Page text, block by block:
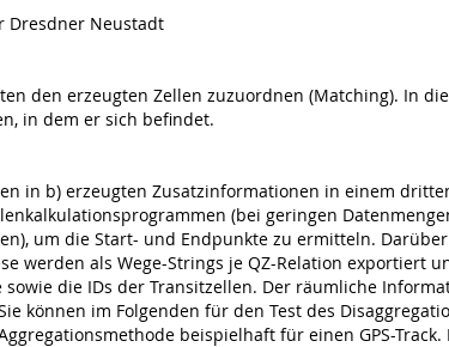
Dresdner Neustadt
den erzeugten Zellen zuzuordnen (Matching). In
in dem er sich befindet.
in b) erzeugten Zusatz­informationen in einem
(bei geringen
um die Start- und Endpunkte zu ermitteln.
werden als Wege-Strings je QZ-Relation exportiert
die IDs der Transitzellen. Der räumliche
können im Folgenden für den Test des
beispielhaft für einen GPS-